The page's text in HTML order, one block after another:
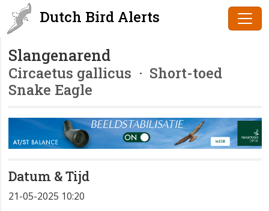
Dutch Bird Alerts
Slangenarend
Circaetus gallicus · Short-toed
Snake Eagle
Datum & Tijd
21-05-2025 10:20